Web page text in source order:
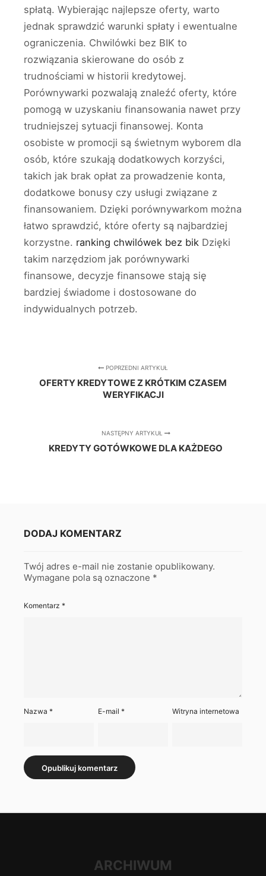
spłatą. Wybierając najlepsze oferty, warto
jednak sprawdzić warunki spłaty i ewentualne
ograniczenia. Chwilówki bez BIK to
rozwiązania skierowane do osób z
trudnościami w historii kredytowej.
Porównywarki pozwalają znaleźć oferty, które
pomogą w uzyskaniu finansowania nawet przy
trudniejszej sytuacji finansowej. Konta
osobiste w promocji są świetnym wyborem dla
osób, które szukają dodatkowych korzyści,
takich jak brak opłat za prowadzenie konta,
dodatkowe bonusy czy usługi związane z
finansowaniem. Dzięki porównywarkom można
łatwo sprawdzić, które oferty są najbardziej
korzystne. ranking chwilówek bez bik Dzięki
takim narzędziom jak porównywarki
finansowe, decyzje finansowe stają się
bardziej świadome i dostosowane do
indywidualnych potrzeb.
POPRZEDNI ARTYKUŁ
OFERTY KREDYTOWE Z KRÓTKIM CZASEM
WERYFIKACJI
NASTĘPNY ARTYKUŁ
KREDYTY GOTÓWKOWE DLA KAŻDEGO
DODAJ KOMENTARZ
Twój adres e-mail nie zostanie opublikowany.
Wymagane pola są oznaczone *
Komentarz *
Nazwa * E-mail* Witryna internetowa
ARCHIWUM